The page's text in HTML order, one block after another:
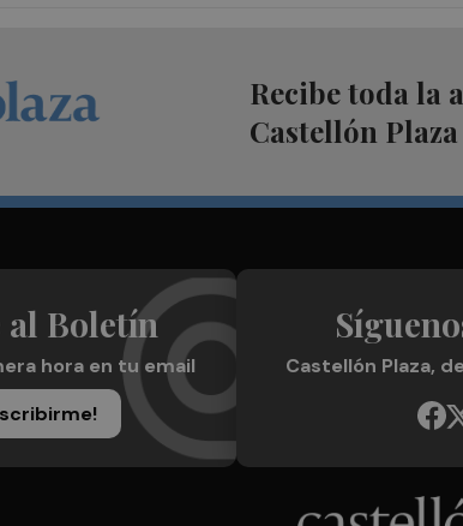
Recibe toda la
Castellón
al Boletín
hora en tu email
Castellón Plaza,